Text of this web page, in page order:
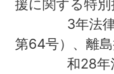
援に関する特
3年法律第
第64号）、離
和28年法律